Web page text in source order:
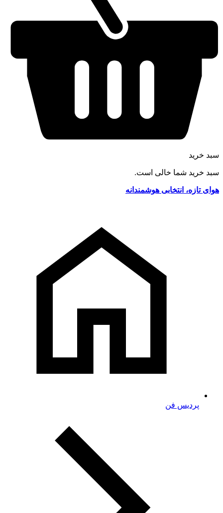
سبد خرید
سبد خرید شما خالی است.
هوای تازه، انتخابی هوشمندانه
پردیس فن